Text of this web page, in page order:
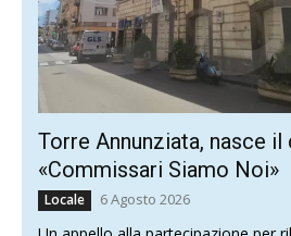
Torre Annunziata, nasce
«Commissari Siamo Noi»
Locale 6 Agosto 2026